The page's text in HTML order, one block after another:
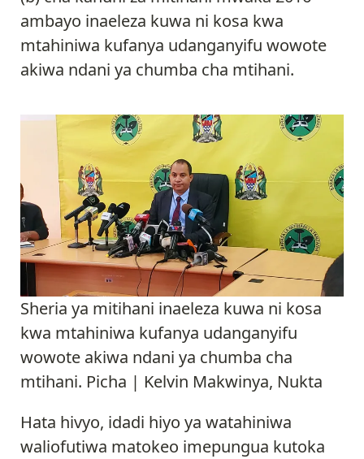
ambayo inaeleza kuwa ni kosa kwa
mtahiniwa kufanya udanganyifu wowote
akiwa ndani ya chumba cha mtihani.
Sheria ya mitihani inaeleza kuwa ni kosa
kwa mtahiniwa kufanya udanganyifu
wowote akiwa ndani ya chumba cha
mtihani. Picha | Kelvin Makwinya, Nukta
Hata hivyo, idadi hiyo ya watahiniwa
waliofutiwa matokeo imepungua kutoka